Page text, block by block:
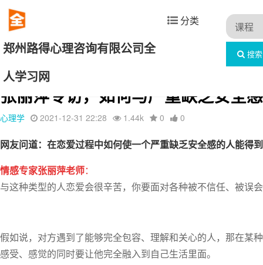
郑州路得心理咨询有限公司全
人学习网
分类
搜索
首页 文章列表 心理学 详情
张丽萍专访，如何与严重缺乏安全
心理学 2021-12-31 22:28 1.44k 0 0
网友问道： 在恋爱过程中如何使一个严重缺乏安全感的人能得
情感专家张丽萍老师：
与这种类型的人恋爱会很辛苦，你要面对各种被不信任、被误
假如说，对方遇到了能够完全包容、理解和关心的人，那在某
感受、感觉的同时要让他完全融入到自己生活里面。